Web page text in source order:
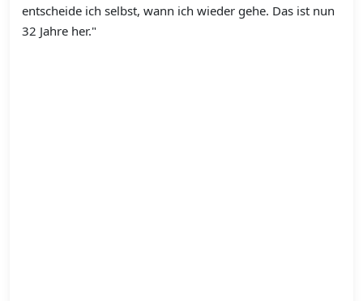
entscheide ich selbst, wann ich wieder gehe. Das ist nun
32 Jahre her."